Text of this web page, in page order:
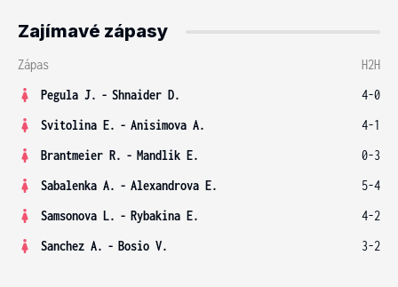
Zajímavé zápasy
Zápas
H2H
Pegula J. - Shnaider D.
4-0
Svitolina E. - Anisimova A.
4-1
Brantmeier R. - Mandlik E.
0-3
Sabalenka A. - Alexandrova E.
5-4
Samsonova L. - Rybakina E.
4-2
Sanchez A. - Bosio V. 3-2